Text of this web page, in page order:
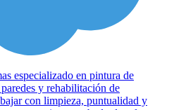
especializado en pintura de
y rehabilitación de
con limpieza, puntualidad y